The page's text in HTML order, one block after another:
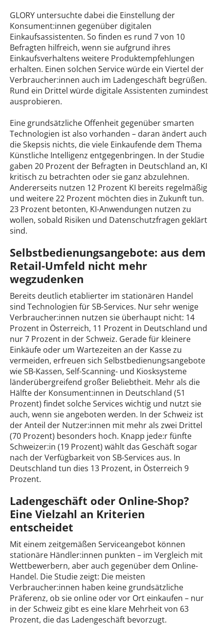
GLORY untersuchte dabei die Einstellung der
Konsument:innen gegenüber digitalen
Einkaufsassistenten. So finden es rund 7 von 10
Befragten hilfreich, wenn sie aufgrund ihres
Einkaufsverhaltens weitere Produktempfehlungen
erhalten. Einen solchen Service würde ein Viertel der
Verbraucher:innen auch im Ladengeschäft begrüßen.
Rund ein Drittel würde digitale Assistenten zumindest
ausprobieren.
Eine grundsätzliche Offenheit gegenüber smarten
Technologien ist also vorhanden – daran ändert auch
die Skepsis nichts, die viele Einkaufende dem Thema
Künstliche Intelligenz entgegenbringen. In der Studie
gaben 20 Prozent der Befragten in Deutschland an, KI
kritisch zu betrachten oder sie ganz abzulehnen.
Andererseits nutzen 12 Prozent KI bereits regelmäßig
und weitere 22 Prozent möchten dies in Zukunft tun.
23 Prozent betonten, KI-Anwendungen nutzen zu
wollen, sobald Risiken und Datenschutzfragen geklärt
sind.
Selbstbedienungsangebote: aus dem
Retail-Umfeld nicht mehr
wegzudenken
Bereits deutlich etablierter im stationären Handel
sind Technologien für SB-Services. Nur sehr wenige
Verbraucher:innen nutzen sie überhaupt nicht: 14
Prozent in Österreich, 11 Prozent in Deutschland und
nur 7 Prozent in der Schweiz. Gerade für kleinere
Einkäufe oder um Wartezeiten an der Kasse zu
vermeiden, erfreuen sich Selbstbedienungsangebote
wie SB-Kassen, Self-Scanning- und Kiosksysteme
länderübergreifend großer Beliebtheit. Mehr als die
Hälfte der Konsument:innen in Deutschland (51
Prozent) findet solche Services wichtig und nutzt sie
auch, wenn sie angeboten werden. In der Schweiz ist
der Anteil der Nutzer:innen mit mehr als zwei Drittel
(70 Prozent) besonders hoch. Knapp jede:r fünfte
Schweizer:in (19 Prozent) wählt das Geschäft sogar
nach der Verfügbarkeit von SB-Services aus. In
Deutschland tun dies 13 Prozent, in Österreich 9
Prozent.
Ladengeschäft oder Online-Shop?
Eine Vielzahl an Kriterien
entscheidet
Mit einem zeitgemäßen Serviceangebot können
stationäre Händler:innen punkten – im Vergleich mit
Wettbewerbern, aber auch gegenüber dem Online-
Handel. Die Studie zeigt: Die meisten
Verbraucher:innen haben keine grundsätzliche
Präferenz, ob sie online oder vor Ort einkaufen – nur
in der Schweiz gibt es eine klare Mehrheit von 63
Prozent, die das Ladengeschäft bevorzugt.